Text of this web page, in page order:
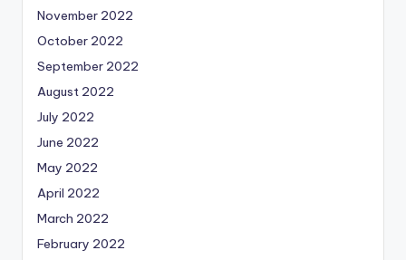
November 2022
October 2022
September 2022
August 2022
July 2022
June 2022
May 2022
April 2022
March 2022
February 2022